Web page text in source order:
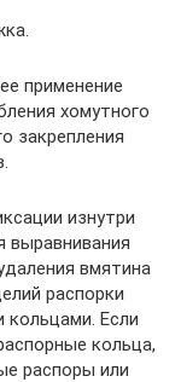
применение
хомутного
закрепления
изнутри
выравнивания
вмятина
распорки
Если
кольца,
распоры или